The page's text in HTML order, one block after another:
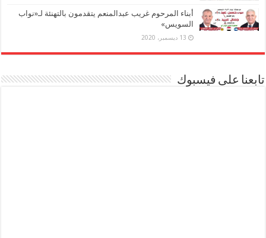
أبناء المرحوم غريب عبدالمنعم يتقدمون بالتهنئة لـ«نواب
السويس»
13 ديسمبر، 2020
تابعنا على فيسبوك